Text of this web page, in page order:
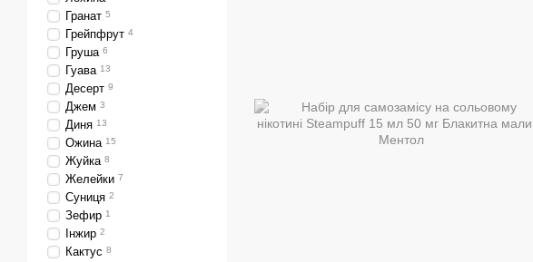
Гранат 5
Грейпфрут 4
Груша 6
Гуава 13
Десерт 9
Джем 3
Диня 13
Ожина 15
Жуйка 8
Желейки 7
Суниця 2
Зефир 1
Інжир 2
Кактус 8